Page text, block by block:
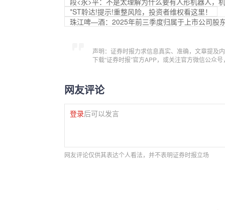
*ST聆达!提示!重整风险，投资者维权看这里！
珠江啤—酒：2025年前三季度归属于上市公司股
声明：证券时报力求信息真实、准确，文章提及
下载“证券时报”官方APP，或关注官方微信公众
网友评论
登录后可以发言
网友评论仅供其表达个人看法，并不表明证券时报立场